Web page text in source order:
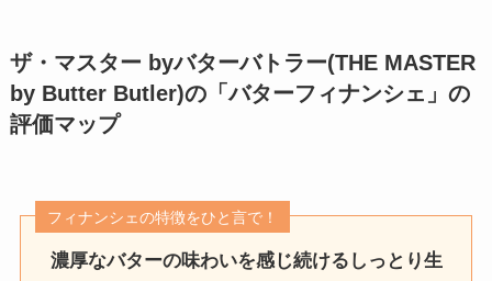
ザ・マスター byバターバトラー(THE MASTER
by Butter Butler)の「バターフィナンシェ」 の
評価マップ
フィナンシェの特徴をひと言で！
濃厚なバターの味わいを感じ続けるしっとり生